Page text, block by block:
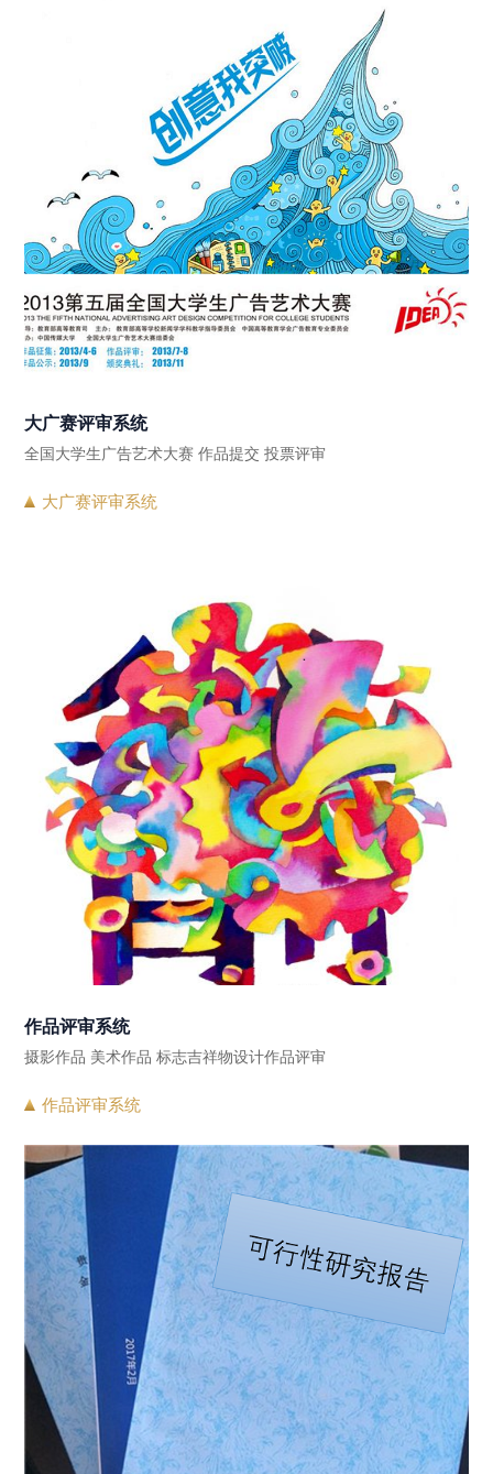
大广赛评审系统
全国大学生广告艺术大赛 作品提交 投票评审
大广赛评审系统
作品评审系统
摄影作品 美术作品 标志吉祥物设计作品评审
作品评审系统